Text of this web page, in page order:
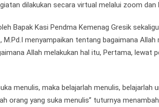
dilakukan secara virtual melalui zoom dan
Bapak Kasi Pendma Kemenag Gresik
M.Pd.I menyampaikan tentang bagaimana
Allah melakukan hal itu, Pertama, lewat
menulis, maka belajarlah menulis,
orang yang suka menulis” tuturnya